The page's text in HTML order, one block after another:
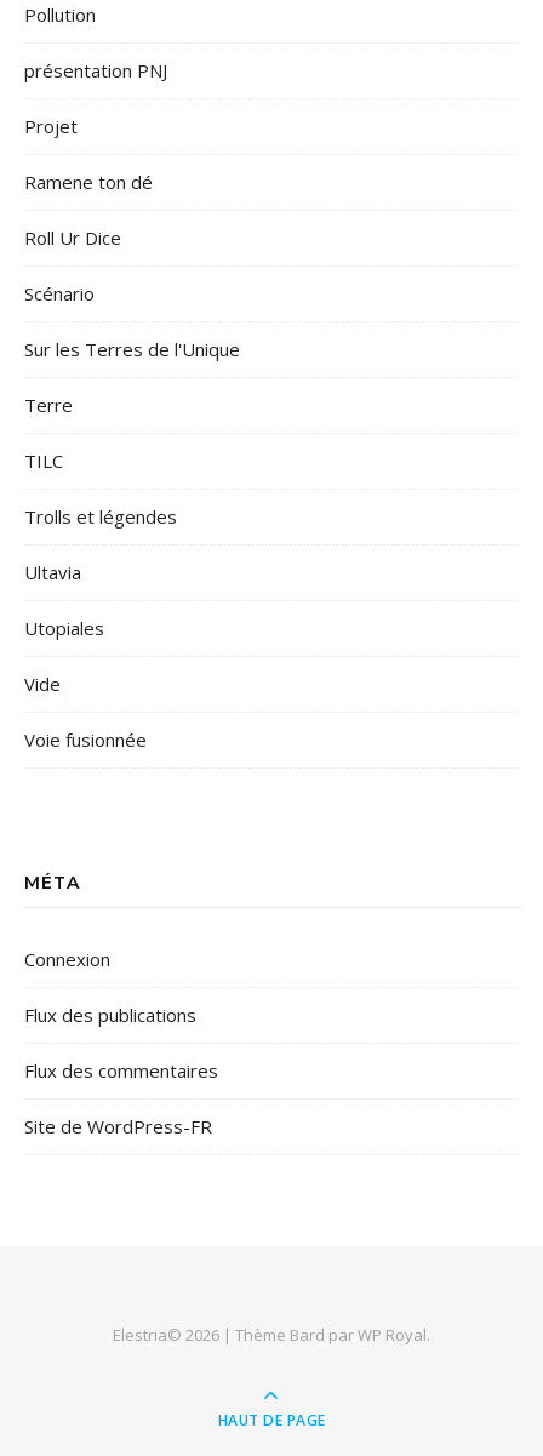
Pollution
présentation PNJ
Projet
Ramene ton dé
Roll Ur Dice
Scénario
Sur les Terres de l'Unique
Terre
TILC
Trolls et légendes
Ultavia
Utopiales
Vide
Voie fusionnée
MÉTA
Connexion
Flux des publications
Flux des commentaires
Site de WordPress-FR
Elestria© 2026 | Thème Bard parWP Royal.
HAUT DE PAGE